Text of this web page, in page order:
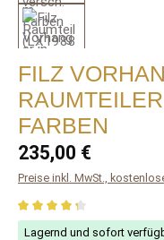
FILZ
FARBEN
Regulärer Preis:
235,00 €
Preise inkl. MwSt.,
Durchschnittliche
Lagernd und sofort